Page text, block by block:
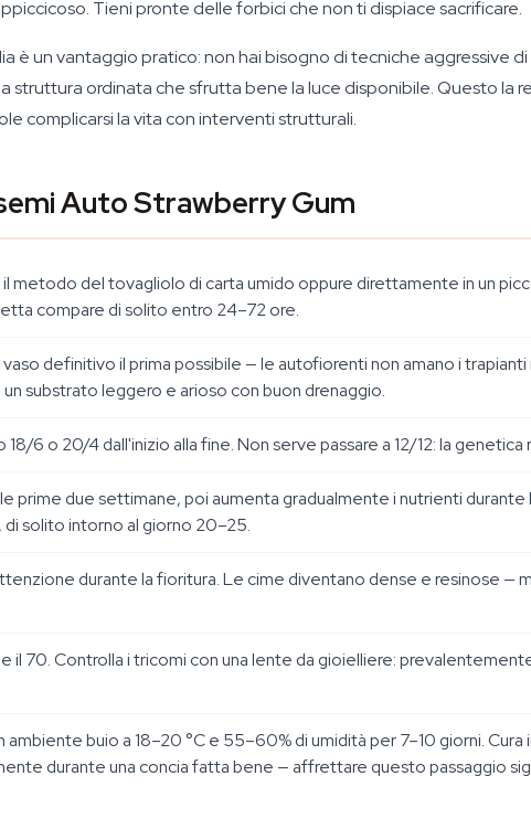
Tieni pronte delle forbici che non ti dispiace sacrificare.
è un vantaggio pratico: non hai bisogno di tecniche aggressive
struttura ordinata che sfrutta bene la luce disponibile. Questo la
complicarsi la vita con interventi strutturali.
Auto Strawberry Gum
il metodo del tovagliolo di carta umido oppure direttamente in un
compare di solito entro 24–72 ore.
definitivo il prima possibile — le autofiorenti non amano i
substrato leggero e arioso con buon drenaggio.
18/6 o 20/4 dall'inizio alla fine. Non serve passare a 12/12: la
prime due settimane, poi aumenta gradualmente i nutrienti
di solito intorno al giorno 20–25.
durante la fioritura. Le cime diventano dense e resinose —
il 70. Controlla i tricomi con una lente da gioielliere:
ambiente buio a 18–20 °C e 55–60% di umidità per 7–10 giorni.
durante una concia fatta bene — affrettare questo passaggio